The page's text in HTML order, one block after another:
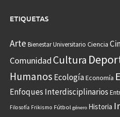
ETIQUETAS
Arte Bienestar Universitario Ciencia
Comunidad Cultura
Humanos EcologíaEconomía
Enfoques Interdisciplinarios
Filosofía Frikismo Fútbol género Historia